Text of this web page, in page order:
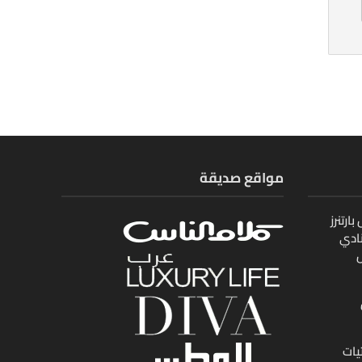
مواقع صديقة